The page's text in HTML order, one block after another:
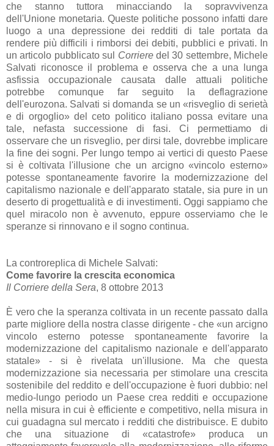
che stanno tuttora minacciando la sopravvivenza
dell'Unione monetaria. Queste politiche possono infatti dare
luogo a una depressione dei redditi di tale portata da
rendere più difficili i rimborsi dei debiti, pubblici e privati. In
un articolo pubblicato sul Corriere del 30 settembre, Michele
Salvati riconosce il problema e osserva che a una lunga
asfissia occupazionale causata dalle attuali politiche
potrebbe comunque far seguito la deflagrazione
dell'eurozona. Salvati si domanda se un «risveglio di serietà
e di orgoglio» del ceto politico italiano possa evitare una
tale, nefasta successione di fasi. Ci permettiamo di
osservare che un risveglio, per dirsi tale, dovrebbe implicare
la fine dei sogni. Per lungo tempo ai vertici di questo Paese
si è coltivata l'illusione che un arcigno «vincolo esterno»
potesse spontaneamente favorire la modernizzazione del
capitalismo nazionale e dell'apparato statale, sia pure in un
deserto di progettualità e di investimenti. Oggi sappiamo che
quel miracolo non è avvenuto, eppure osserviamo che le
speranze si rinnovano e il sogno continua.
La controreplica di Michele Salvati:
Come favorire la crescita economica
Il Corriere della Sera, 8 ottobre 2013
È vero che la speranza coltivata in un recente passato dalla
parte migliore della nostra classe dirigente - che «un arcigno
vincolo esterno potesse spontaneamente favorire la
modernizzazione del capitalismo nazionale e dell'apparato
statale» - si è rivelata un'illusione. Ma che questa
modernizzazione sia necessaria per stimolare una crescita
sostenibile del reddito e dell'occupazione è fuori dubbio: nel
medio-lungo periodo un Paese crea redditi e occupazione
nella misura in cui è efficiente e competitivo, nella misura in
cui guadagna sul mercato i redditi che distribuisce. E dubito
che una situazione di «catastrofe» produca un